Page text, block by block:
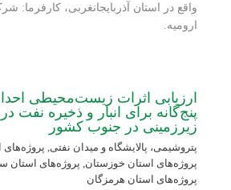
واقع در استان آذربایجانغربی، کارفرما:
ارومیه.
ارزیابی اثرات زیست‌محیطی
پنج‌گانه برای انبار و ذخیره نفت
زیرزمینی در جنوب کشور
پتروشیمی، پالایشگاه و میدان نفتی پروژه‌های
پروژه‌های استان خوزستان پروژه‌های استان
پروژه‌های استان هرمزگان